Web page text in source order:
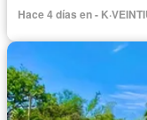
Cuarto de servicio
Hace 4 días en -